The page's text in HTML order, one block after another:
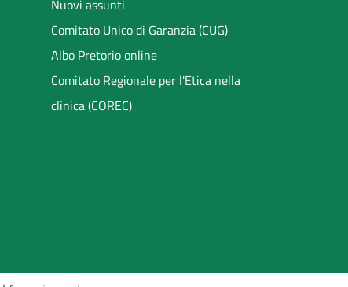
Nuovi assunti
Comitato Unico di Garanzia (CUG)
Albo Pretorio online
Comitato Regionale per l'Etica nella
clinica (COREC)